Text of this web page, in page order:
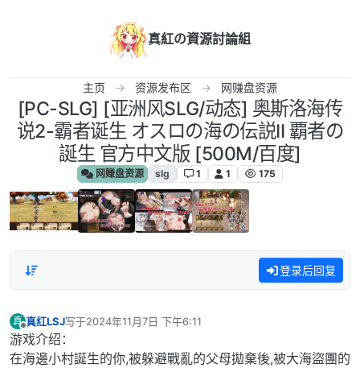
真紅の資源討論組
主页 资源发布区 网赚盘资源
[PC-SLG] [亚洲风SLG/动态] 奥斯洛海传
说2-霸者诞生 オスロの海の伝説II 覇者の
誕生 官方中文版 [500M/百度]
网赚盘资源 slg 1 1 175
登录后回复
真
离线
真红LSJ写于2024年11月7日 下午6:11
最后由 编辑
游戏介绍：
在海邊小村誕生的你,被躲避戰亂的父母拋棄後,被大海盜團的